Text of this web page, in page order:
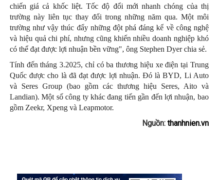
chiến giá cả khốc liệt. Tốc độ đổi mới nhanh chóng của thị
trường này liên tục thay đổi trong những năm qua. Một môi
trường như vậy thúc đẩy những đột phá đáng kể về công nghệ
và hiệu quả chi phí, nhưng cũng khiến nhiều doanh nghiệp khó
có thể đạt được lợi nhuận bền vững", ông Stephen Dyer chia sẻ.
Tính đến tháng 3.2025, chỉ có ba thương hiệu xe điện tại Trung
Quốc được cho là đã đạt được lợi nhuận. Đó là BYD, Li Auto
và Seres Group (bao gồm các thương hiệu Seres, Aito và
Landian). Một số công ty khác đang tiến gần đến lợi nhuận, bao
gồm Zeekr, Xpeng và Leapmotor.
Nguồn: thanhnien.vn